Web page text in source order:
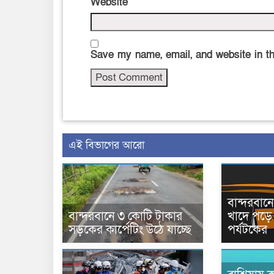
Save my name, email, and website in
এই বিভাগের আরো
বান্দরবানে ৩ কোটি টাকার
সড়কের কার্পেটিং উঠে যাচ্ছে
খাদে
পর্যটকের